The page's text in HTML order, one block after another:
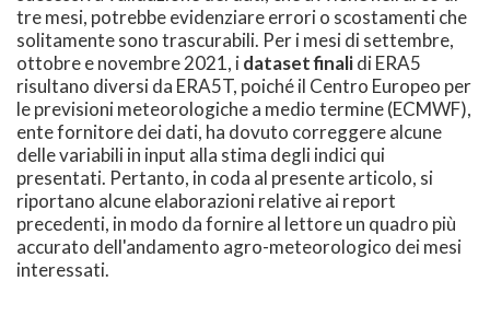
tre mesi, potrebbe evidenziare errori o scostamenti che
solitamente sono trascurabili. Per i mesi di settembre,
ottobre e novembre 2021, idataset finalidi ERA5
risultano diversi da ERA5T, poiché il Centro Europeo per
le previsioni meteorologiche a medio termine (ECMWF),
ente fornitore dei dati, ha dovuto correggere alcune
delle variabili in input alla stima degli indici qui
presentati. Pertanto, in coda al presente articolo, si
riportano alcune elaborazioni relative ai report
precedenti, in modo da fornire al lettore un quadro più
accurato dell'andamento agro-meteorologico dei mesi
interessati.